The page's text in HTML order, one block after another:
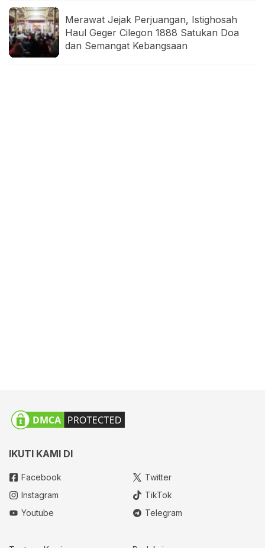
Merawat Jejak Perjuangan, Istighosah
Haul Geger Cilegon 1888 Satukan Doa
dan Semangat Kebangsaan
IKUTI KAMI DI
Facebook
Twitter
Instagram
TikTok
Youtube
Telegram